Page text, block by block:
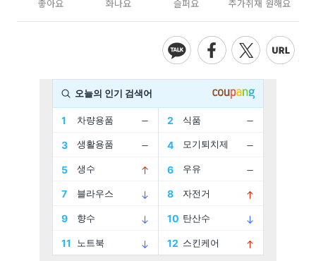
좋아요 화나요 슬퍼요 추가취재 원해요